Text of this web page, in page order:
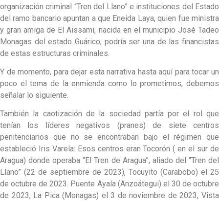
organización criminal “Tren del Llano” e instituciones del Estado
del ramo bancario apuntan a que Eneida Laya, quien fue ministra
y gran amiga de El Aissami, nacida en el municipio José Tadeo
Monagas del estado Guárico, podría ser una de las financistas
de estas estructuras criminales.
Y de momento, para dejar esta narrativa hasta aquí para tocar un
poco el tema de la enmienda como lo prometimos, debemos
señalar lo siguiente.
También la caotización de la sociedad partía por el rol que
tenían los líderes negativos (pranes) de siete centros
penitenciarios que no se encontraban bajo el régimen que
estableció Iris Varela: Esos centros eran Tocorón ( en el sur de
Aragua) donde operaba “El Tren de Aragua”, aliado del “Tren del
Llano” (22 de septiembre de 2023), Tocuyito (Carabobo) el 25
de octubre de 2023. Puente Ayala (Anzoátegui) el 30 de octubre
de 2023, La Pica (Monagas) el 3 de noviembre de 2023, Vista